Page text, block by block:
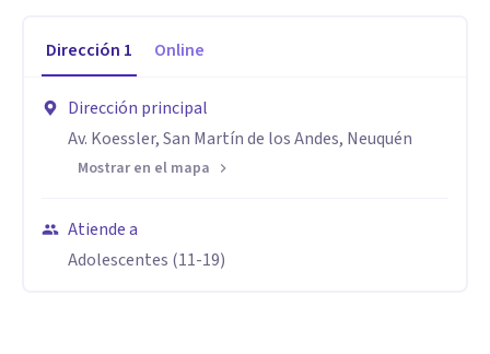
Dirección 1 Online
Dirección principal
Av. Koessler, San Martín de los Andes, Neuquén
Mostrar en el mapa
Atiende a
Adolescentes (11-19)